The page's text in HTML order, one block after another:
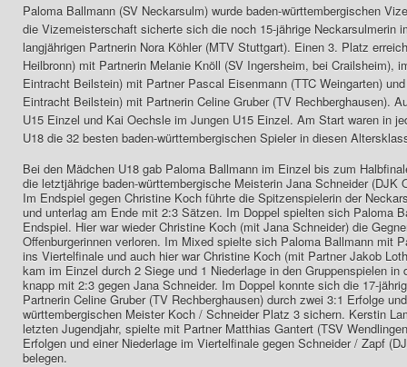
Paloma Ballmann (SV Neckarsulm) wurde baden-württembergischen
die Vizemeisterschaft sicherte sich die noch 15-jährige Neckarsulmerin
langjährigen Partnerin Nora Köhler (MTV Stuttgart). Einen 3. Platz
Heilbronn) mit Partnerin Melanie Knöll (SV Ingersheim, bei Crailsheim),
Eintracht Beilstein) mit Partner Pascal Eisenmann (TTC Weingarten)
Eintracht Beilstein) mit Partnerin Celine Gruber (TV Rechberghausen).
U15 Einzel und Kai Oechsle im Jungen U15 Einzel. Am Start waren in
U18 die 32 besten baden-württembergischen Spieler in diesen
Bei den Mädchen U18 gab Paloma Ballmann im Einzel bis zum
die letztjährige baden-württembergische Meisterin Jana Schneider (DJK
Im Endspiel gegen Christine Koch führte die Spitzenspielerin der
und unterlag am Ende mit 2:3 Sätzen. Im Doppel spielten sich Paloma
Endspiel. Hier war wieder Christine Koch (mit Jana Schneider) die
Offenburgerinnen verloren. Im Mixed spielte sich Paloma Ballmann mit
ins Viertelfinale und auch hier war Christine Koch (mit Partner Jakob
kam im Einzel durch 2 Siege und 1 Niederlage in den Gruppenspielen
knapp mit 2:3 gegen Jana Schneider. Im Doppel konnte sich die 17-
Partnerin Celine Gruber (TV Rechberghausen) durch zwei 3:1 Erfolge
württembergischen Meister Koch / Schneider Platz 3 sichern. Kerstin
letzten Jugendjahr, spielte mit Partner Matthias Gantert (TSV
Erfolgen und einer Niederlage im Viertelfinale gegen Schneider / Zapf
belegen.